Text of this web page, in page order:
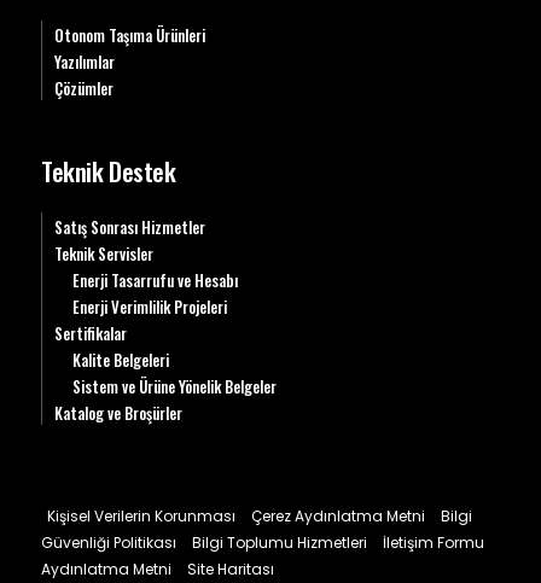
Otonom Taşıma Ürünleri
Yazılımlar
Çözümler
Teknik Destek
Satış Sonrası Hizmetler
Teknik Servisler
Enerji Tasarrufu ve Hesabı
Enerji Verimlilik Projeleri
Sertifikalar
Kalite Belgeleri
Sistem ve Ürüne Yönelik Belgeler
Katalog ve Broşürler
Kişisel Verilerin Korunması Çerez Aydınlatma Metni
Bilgi
Güvenliği Politikası
Bilgi Toplumu Hizmetleri
İletişim Formu
Aydınlatma Metni
Site Haritası